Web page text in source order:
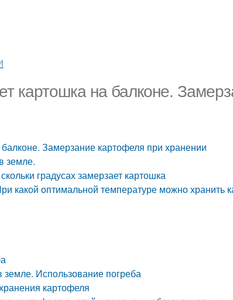
картошка на балконе.
Замерзание картофеля при хранении
земле.
градусах замерзает картошка
какой оптимальной температуре можно хранить
земле. Использование погреба
картофеля